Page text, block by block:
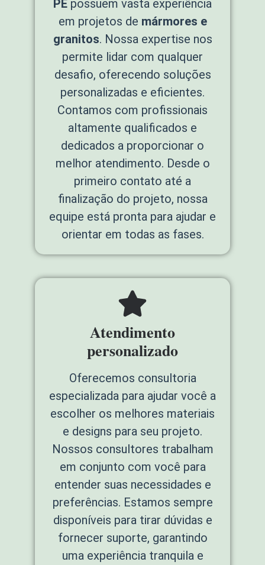
PE possuem vasta experiência
em projetos de mármores e
granitos. Nossa expertise nos
permite lidar com qualquer
desafio, oferecendo soluções
personalizadas e eficientes.
Contamos com profissionais
altamente qualificados e
dedicados a proporcionar o
melhor atendimento. Desde o
primeiro contato até a
finalização do projeto, nossa
equipe está pronta para ajudar e
orientar em todas as fases.
Atendimento
personalizado
Oferecemos consultoria
especializada para ajudar você a
escolher os melhores materiais
e designs para seu projeto.
Nossos consultores trabalham
em conjunto com você para
entender suas necessidades e
preferências. Estamos sempre
disponíveis para tirar dúvidas e
fornecer suporte, garantindo
uma experiência tranquila e